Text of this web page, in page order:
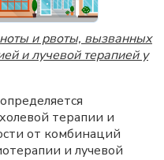
и рвоты, вызванных
и лучевой терапией у
терапии и
от комбинаций
и лучевой